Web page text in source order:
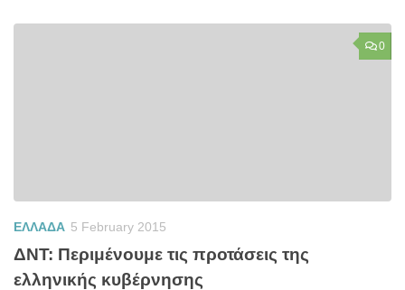
0
ΕΛΛΑΔΑ 5 February 2015
ΔΝΤ: Περιμένουμε τις προτάσεις της
ελληνικής κυβέρνησης